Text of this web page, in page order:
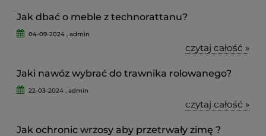
Jak dbać o meble z technorattanu?
04-09-2024 , admin
czytaj całość »
Jaki nawóz wybrać do trawnika rolowanego?
22-03-2024 , admin
czytaj całość »
Jak ochronic wrzosy aby przetrwały zimę ?